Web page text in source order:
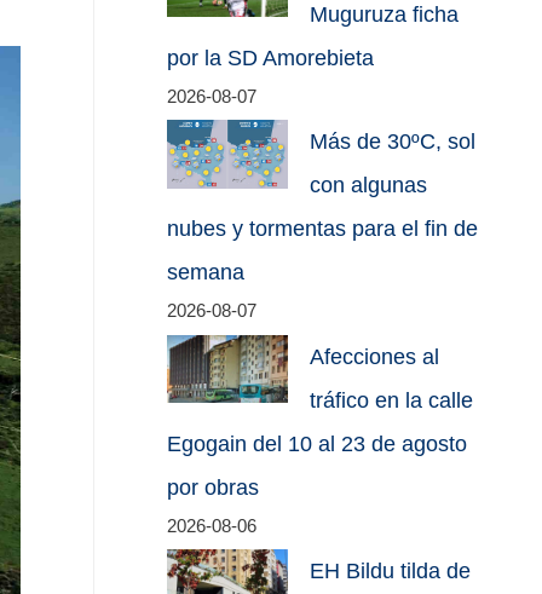
Muguruza ficha
por la SD Amorebieta
2026-08-07
Más de 30ºC, sol
con algunas
nubes y tormentas para el fin de
semana
2026-08-07
Afecciones al
tráfico en la calle
Egogain del 10 al 23 de agosto
por obras
2026-08-06
EH Bildu tilda de